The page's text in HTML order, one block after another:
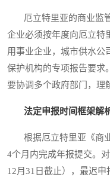
厄立特里亚的商业监管
企业必须按年度向厄立特
用事业企业，城市供水公
保护机构的专项报告要求
要协调多个政府部门，理
法定申报时间框架解
根据厄立特里亚《商业
4个月内完成年报提交。
12月31日截止），最迟